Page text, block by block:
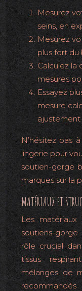
Mesurez
seins, en
Mesurez
plus fort du
Calculez la
mesures
Essayez
mesure
ajustement
N’hésitez pas
lingerie pour
soutien-gorge
marques sur la
MATÉRIAUX ET
Les matériaux
soutiens-
rôle crucial
tissus
mélanges de